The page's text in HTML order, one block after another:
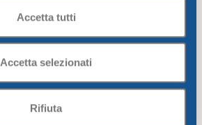
Accetta tutti
Accetta selezionati
Rifiuta